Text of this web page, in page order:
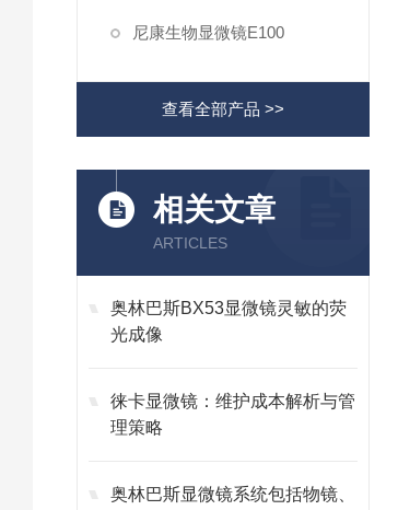
尼康生物显微镜E100
查看全部产品 >>
相关文章
ARTICLES
奥林巴斯BX53显微镜灵敏的荧
光成像
徕卡显微镜：维护成本解析与管
理策略
奥林巴斯显微镜系统包括物镜、